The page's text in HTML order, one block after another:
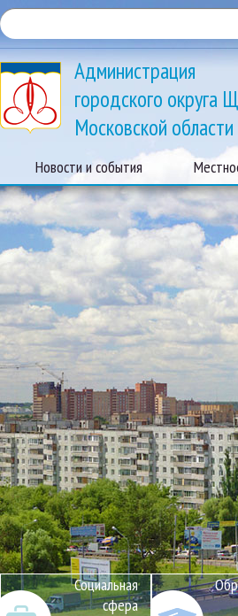
Администрация
городского округа
Московской области
Новости и события
Социальная
сфера